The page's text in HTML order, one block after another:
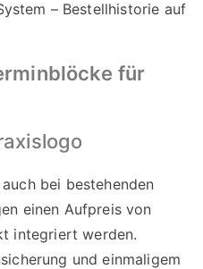
– Bestellhistorie auf
für
bei bestehenden
einen Aufpreis von
integriert werden.
und einmaligem